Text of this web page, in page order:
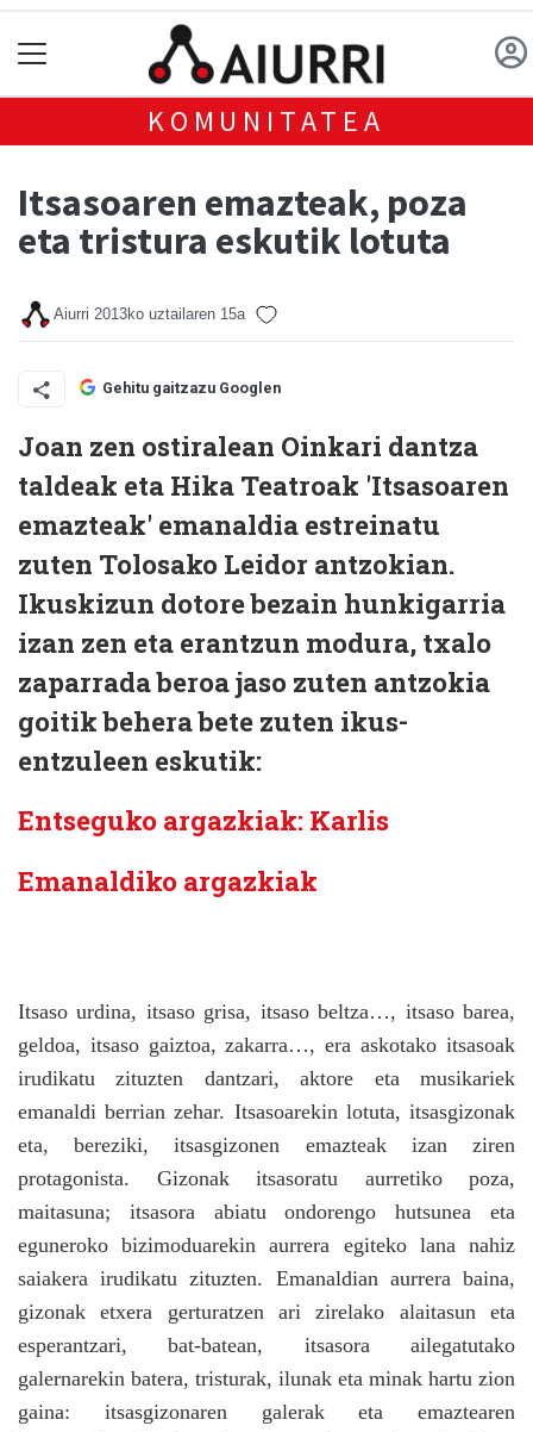
KOMUNITATEA
Itsasoaren emazteak, poza
eta tristura eskutik lotuta
Aiurri 2013ko uztailaren 15a
Gehitu gaitzazu Googlen
Joan zen ostiralean Oinkari dantza
taldeak eta Hika Teatroak 'Itsasoaren
emazteak' emanaldia estreinatu
zuten Tolosako Leidor antzokian.
Ikuskizun dotore bezain hunkigarria
izan zen eta erantzun modura, txalo
zaparrada beroa jaso zuten antzokia
goitik behera bete zuten ikus-
entzuleen eskutik:
Entseguko argazkiak: Karlis
Emanaldiko argazkiak
Itsaso urdina, itsaso grisa, itsaso beltza…, itsaso barea,
geldoa, itsaso gaiztoa, zakarra…, era askotako itsasoak
irudikatu zituzten dantzari, aktore eta musikariek
emanaldi berrian zehar. Itsasoarekin lotuta, itsasgizonak
eta, bereziki, itsasgizonen emazteak izan ziren
protagonista. Gizonak itsasoratu aurretiko poza,
maitasuna; itsasora abiatu ondorengo hutsunea eta
eguneroko bizimoduarekin aurrera egiteko lana nahiz
saiakera irudikatu zituzten. Emanaldian aurrera baina,
gizonak etxera gerturatzen ari zirelako alaitasun eta
esperantzari, bat-batean, itsasora ailegatutako
galernarekin batera, tristurak, ilunak eta minak hartu zion
gaina: itsasgizonaren galerak eta emaztearen